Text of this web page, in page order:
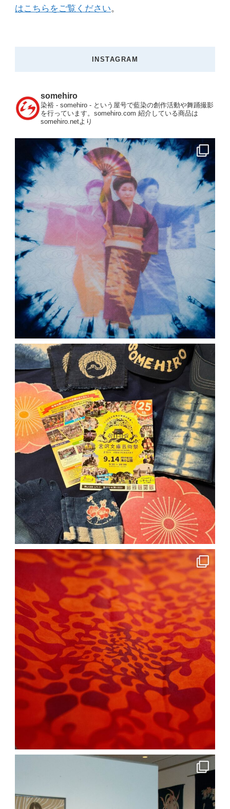
はこちらをご覧ください。
INSTAGRAM
somehiro
染裕 - somehiro - という屋号で藍染の創作活動や舞踊撮影
を行っています。somehiro.com 紹介している商品は
somehiro.netより